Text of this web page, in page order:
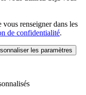
renseigner dans les
de confidentialité.
les paramètres